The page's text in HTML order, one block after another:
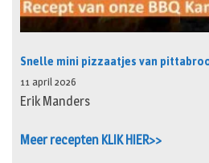
Snelle mini pizzaatjes van
11 april 2026
Erik Manders
Meer recepten KLIK HIER>>